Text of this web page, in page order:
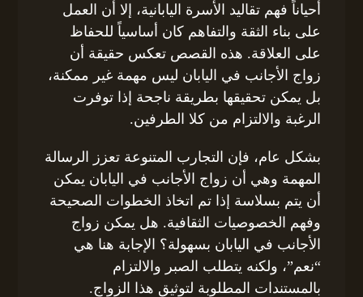
أحياناً فهم تقاليد الأسرة اليابانية، إلا أن العمل
على بناء الثقة والتفاهم كان أساسياً للحفاظ
على العلاقة. هذه القصص تعكس حقيقة أن
زواج الأجانب في اليابان ليس مهمة غير ممكنة،
بل يمكن تحقيقها بطريقة ناجحة إذا توفرت
الرغبة والالتزام من كلا الطرفين.
بشكل عام، فإن التجارب المتنوعة تعزز الرسالة
المهمة وهي أن زواج الأجانب في اليابان يمكن
أن يتم بسلاسة إذا تم اتخاذ الخطوات الصحيحة
وفهم الخصوصيات الثقافية. هل يمكن زواج
الأجانب في اليابان بسهولة؟ الإجابة هنا هي
“نعم”، ولكنه يتطلب الصبر والالتزام
بالمستندات المطلوبة لتوثيق هذا الزواج.